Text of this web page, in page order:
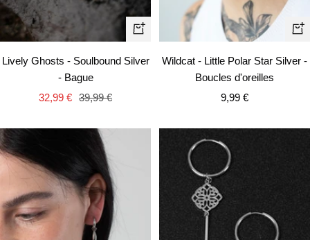
Apercu
Lively Ghosts - Soulbound Silver
- Bague
Prix
vente
32,99 € Prix
39,99 €
Wildcat - Little Polar Star Silver -
Boucles d'oreilles
Prix
vente
9,99 €